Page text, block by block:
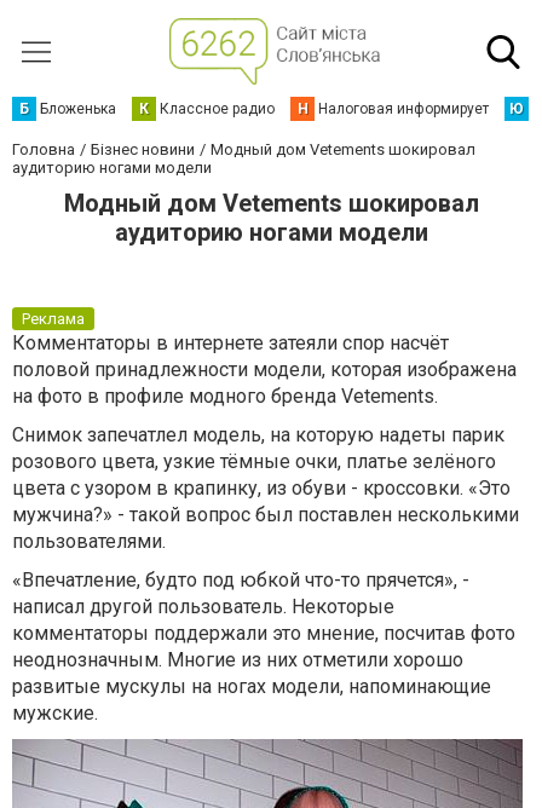
Б Бложенька К Классное радио Н Налоговая информирует Ю
Головна Бізнес новини
Модный дом Vetements шокировал
аудиторию ногами модели
Модный дом Vetements шокировал
аудиторию ногами модели
Реклама
Комментаторы в интернете затеяли спор насчёт
половой принадлежности модели, которая изображена
на фото в профиле модного бренда Vetements.
Снимок запечатлел модель, на которую надеты парик
розового цвета, узкие тёмные очки, платье зелёного
цвета с узором в крапинку, из обуви - кроссовки. «Это
мужчина?» - такой вопрос был поставлен несколькими
пользователями.
«Впечатление, будто под юбкой что-то прячется», -
написал другой пользователь. Некоторые
комментаторы поддержали это мнение, посчитав фото
неоднозначным. Многие из них отметили хорошо
развитые мускулы на ногах модели, напоминающие
мужские.